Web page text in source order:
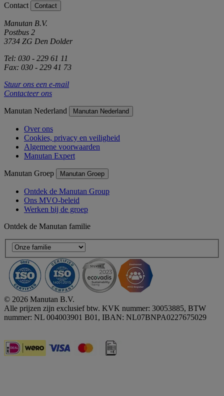
Contact Contact
Manutan B.V.
Postbus 2
3734 ZG Den Dolder
Tel: 030 - 229 61 11
Fax: 030 - 229 41 73
Stuur ons een e-mail
Contacteer ons
Manutan Nederland Manutan Nederland
Over ons
Cookies, privacy en veiligheid
Algemene voorwaarden
Manutan Expert
Manutan Groep Manutan Groep
Ontdek de Manutan Group
Ons MVO-beleid
Werken bij de groep
Ontdek de Manutan familie
© 2026 Manutan B.V.
Alle prijzen zijn exclusief btw. KVK nummer: 30053885, BTW
nummer: NL 004003901 B01, IBAN: NL07BNPA0227675029